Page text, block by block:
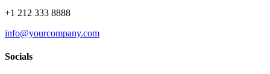
+1 212 333 8888
info@yourcompany.com
Socials